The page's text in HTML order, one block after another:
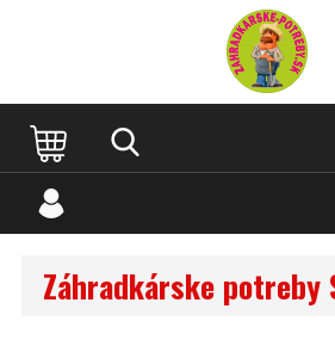
Záhradkárske potreby